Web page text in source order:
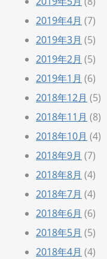
2019年4月 (7)
2019年3月 (5)
2019年2月 (5)
2019年1月 (6)
2018年12月 (5)
2018年11月 (8)
2018年10月 (4)
2018年9月 (7)
2018年8月 (4)
2018年7月 (4)
2018年6月 (6)
2018年5月 (5)
2018年4月 (4)